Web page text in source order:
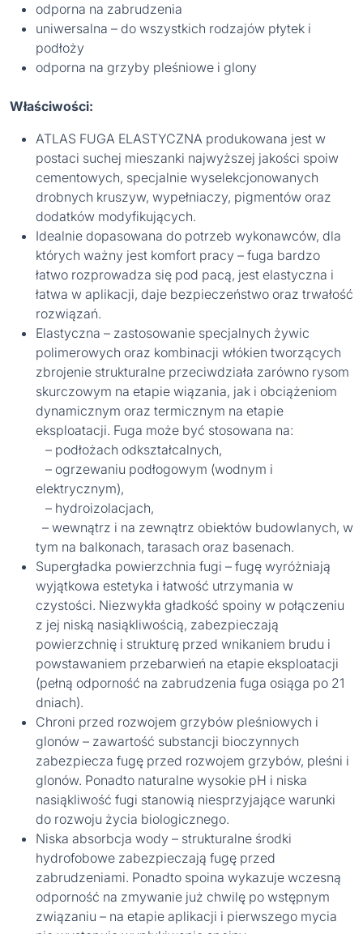
odporna na zabrudzenia
uniwersalna – do wszystkich rodzajów płytek i
podłoży
odporna na grzyby pleśniowe i glony
Właściwości:
ATLAS FUGA ELASTYCZNA produkowana jest w
postaci suchej mieszanki najwyższej jakości spoiw
cementowych, specjalnie wyselekcjonowanych
drobnych kruszyw, wypełniaczy, pigmentów oraz
dodatków modyfikujących.
Idealnie dopasowana do potrzeb wykonawców, dla
których ważny jest komfort pracy – fuga bardzo
łatwo rozprowadza się pod pacą, jest elastyczna i
łatwa w aplikacji, daje bezpieczeństwo oraz trwałość
rozwiązań.
Elastyczna – zastosowanie specjalnych żywic
polimerowych oraz kombinacji włókien tworzących
zbrojenie strukturalne przeciwdziała zarówno rysom
skurczowym na etapie wiązania, jak i obciążeniom
dynamicznym oraz termicznym na etapie
eksploatacji. Fuga może być stosowana na:
– podłożach odkształcalnych,
– ogrzewaniu podłogowym (wodnym i
elektrycznym),
– hydroizolacjach,
– wewnątrz i na zewnątrz obiektów budowlanych, w
tym na balkonach, tarasach oraz basenach.
Supergładka powierzchnia fugi – fugę wyróżniają
wyjątkowa estetyka i łatwość utrzymania w
czystości. Niezwykła gładkość spoiny w połączeniu
z jej niską nasiąkliwością, zabezpieczają
powierzchnię i strukturę przed wnikaniem brudu i
powstawaniem przebarwień na etapie eksploatacji
(pełną odporność na zabrudzenia fuga osiąga po 21
dniach).
Chroni przed rozwojem grzybów pleśniowych i
glonów – zawartość substancji bioczynnych
zabezpiecza fugę przed rozwojem grzybów, pleśni i
glonów. Ponadto naturalne wysokie pH i niska
nasiąkliwość fugi stanowią niesprzyjające warunki
do rozwoju życia biologicznego.
Niska absorbcja wody – strukturalne środki
hydrofobowe zabezpieczają fugę przed
zabrudzeniami. Ponadto spoina wykazuje wczesną
odporność na zmywanie już chwilę po wstępnym
związaniu – na etapie aplikacji i pierwszego mycia